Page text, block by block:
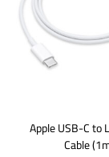
Apple USB-C to
Cable